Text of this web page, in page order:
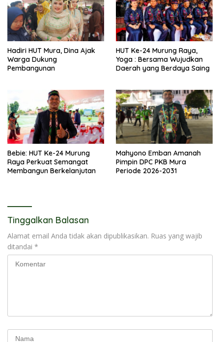
Hadiri HUT Mura, Dina Ajak
Warga Dukung
Pembangunan
HUT Ke-24 Murung Raya,
Yoga : Bersama Wujudkan
Daerah yang Berdaya Saing
Bebie: HUT Ke-24 Murung
Raya Perkuat Semangat
Membangun Berkelanjutan
Mahyono Emban Amanah
Pimpin DPC PKB Mura
Periode 2026-2031
Tinggalkan Balasan
Alamat email Anda tidak akan dipublikasikan. Ruas yang wajib
ditandai *